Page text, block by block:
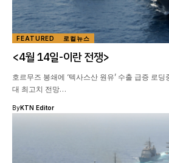
FEATURED 로컬뉴스
<4월 14일-이란 전쟁>
호르무즈 봉쇄에 ‘텍사스산 원유’ 수출 급증 로
대 최고치 전망…
ByKTN Editor